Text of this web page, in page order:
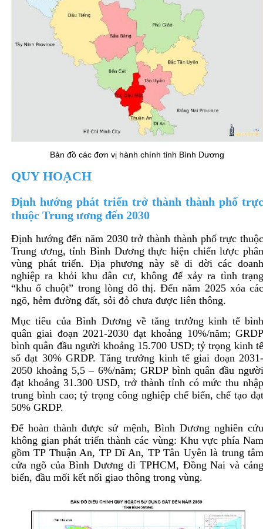
Bản đồ các đơn vị hành chính tỉnh Bình Dương
QUY HOẠCH
Định hướng phát triển trở thành thành phố
thuộc Trung ương đến 2030
Định hướng đến năm 2030 trở thành thành phố trực
Trung ương, tỉnh Bình Dương thực hiện chiến lược
vùng phát triển. Địa phương này sẽ di dời các
nghiệp ra khỏi khu dân cư, không để xảy ra tình
“khu ổ chuột” trong lòng đô thị. Đến năm 2025 xóa
ngõ, hẻm đường đất, sỏi đỏ chưa được liên thông.
Mục tiêu của Bình Dương về tăng trưởng kinh tế
quân giai đoạn 2021-2030 đạt khoảng 10%/năm;
bình quân đầu người khoảng 15.700 USD; tỷ trọng kinh
số đạt 30% GRDP. Tăng trưởng kinh tế giai đoạn
2050 khoảng 5,5 – 6%/năm; GRDP bình quân đầu
đạt khoảng 31.300 USD, trở thành tỉnh có mức thu
trung bình cao; tỷ trọng công nghiệp chế biến, chế tạo
50% GRDP.
Để hoàn thành được sứ mệnh, Bình Dương nghiên
không gian phát triển thành các vùng: Khu vực phía
gồm TP Thuận An, TP Dĩ An, TP Tân Uyên là trung
cửa ngõ của Bình Dương đi TPHCM, Đồng Nai và
biển, đầu mối kết nối giao thông trong vùng.